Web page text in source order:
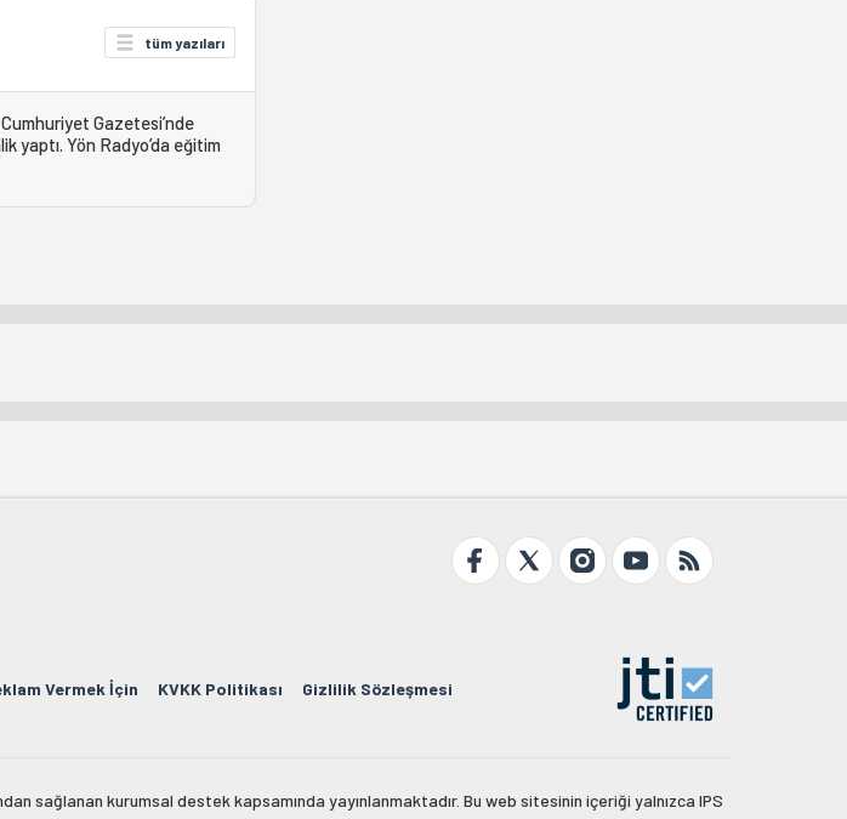
tüm yazıları
Gazetesi’nde
yaptı. Yön Radyo’da eğitim
Vermek İçin KVKK Politikası Gizlilik Sözleşmesi
sağlanan kurumsal destek kapsamında yayınlanmaktadır. Bu web sitesinin içeriği yalnızca IPS